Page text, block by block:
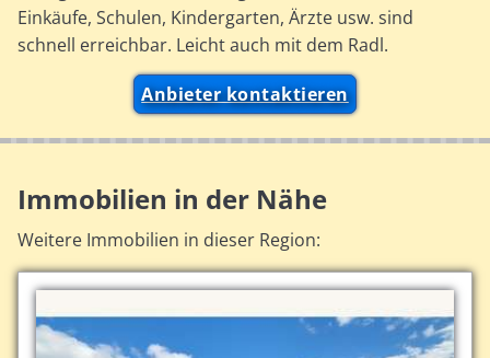
Einkäufe, Schulen, Kindergarten, Ärzte usw. sind
schnell erreichbar. Leicht auch mit dem Radl.
Anbieter kontaktieren
Immobilien in der Nähe
Weitere Immobilien in dieser Region: